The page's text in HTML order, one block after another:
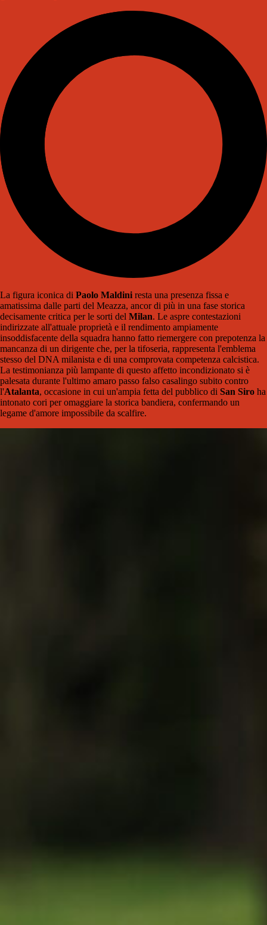
La figura iconica di Paolo Maldiniresta una presenza fissa e
amatissima dalle parti del Meazza, ancor di più in una fase storica
decisamente critica per le sorti del Milan. Le aspre contestazioni
indirizzate all'attuale proprietà e il rendimento ampiamente
insoddisfacente della squadra hanno fatto riemergere con prepotenza la
mancanza di un dirigente che, per la tifoseria, rappresenta l'emblema
stesso del DNA milanista e di una comprovata competenza calcistica.
La testimonianza più lampante di questo affetto incondizionato si è
palesata durante l'ultimo amaro passo falso casalingo subito contro
l'Atalanta, occasione in cui un'ampia fetta del pubblico di San Siro ha
intonato cori per omaggiare la storica bandiera, confermando un
legame d'amore impossibile da scalfire.